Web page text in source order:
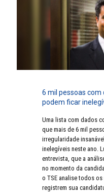
6 mil pessoas com
podem ficar
Uma lista com dados
que mais de 6 mil
irregularidade
inelegíveis neste ano.
entrevista, que a
no momento da
o TSE analise todos
registrem sua